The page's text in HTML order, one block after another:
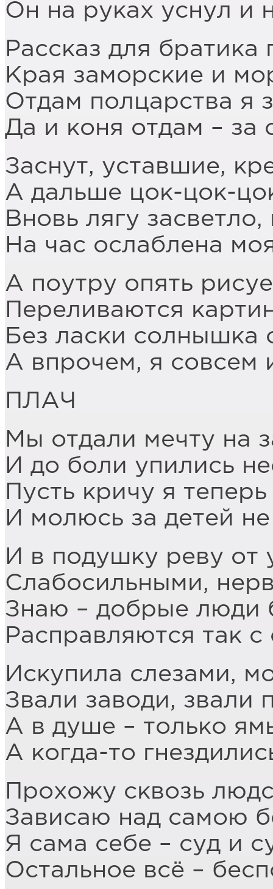
Он на руках уснул и
Рассказ для
Края заморские и
Отдам полцарства я
Да и коня отдам – за
Заснут, уставшие,
А дальше цок-цок-
Вновь лягу
На час ослаблена
А поутру опять
Переливаются
Без ласки солнышка
А впрочем, я совсем
ПЛАЧ
Мы отдали мечту на
И до боли упились
Пусть кричу я
И молюсь за детей
И в подушку реву от
Слабосильными,
Знаю – добрые люди
Расправляются так
Искупила слезами,
Звали заводи, звали
А в душе – только
А когда-то
Прохожу сквозь
Зависаю над самою
Я сама себе – суд и
Остальное всё –